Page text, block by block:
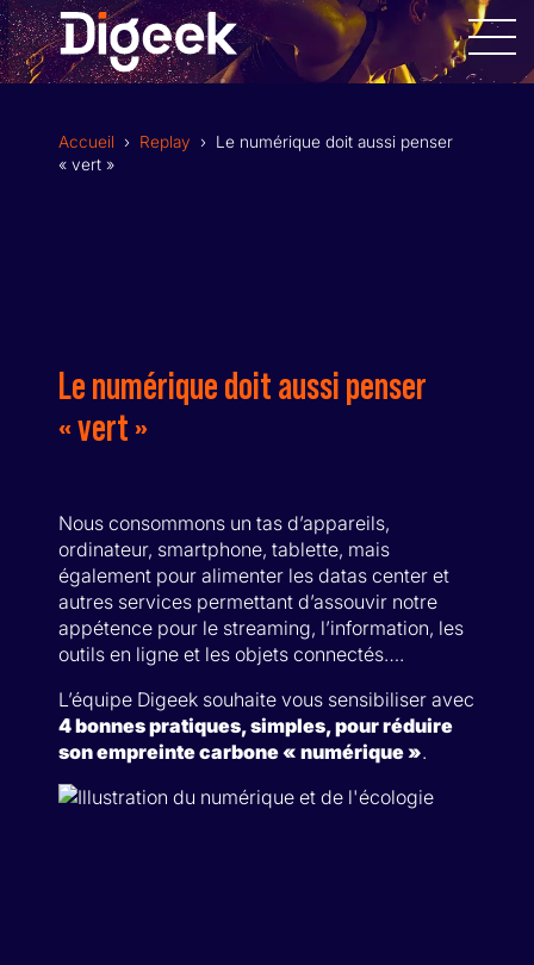
Allez
au
contenu
APPLICATIONS MOBILES
Accueil › Replay › Le numérique doit aussi penser
« vert »
Le numérique doit aussi penser
« vert »
Nous consommons un tas d’appareils,
ordinateur, smartphone, tablette, mais
également pour alimenter les datas center et
autres services permettant d’assouvir notre
appétence pour le streaming, l’information, les
outils en ligne et les objets connectés….
L’équipe Digeek souhaite vous sensibiliser avec
4 bonnes pratiques, simples, pour réduire
son empreinte carbone « numérique ».